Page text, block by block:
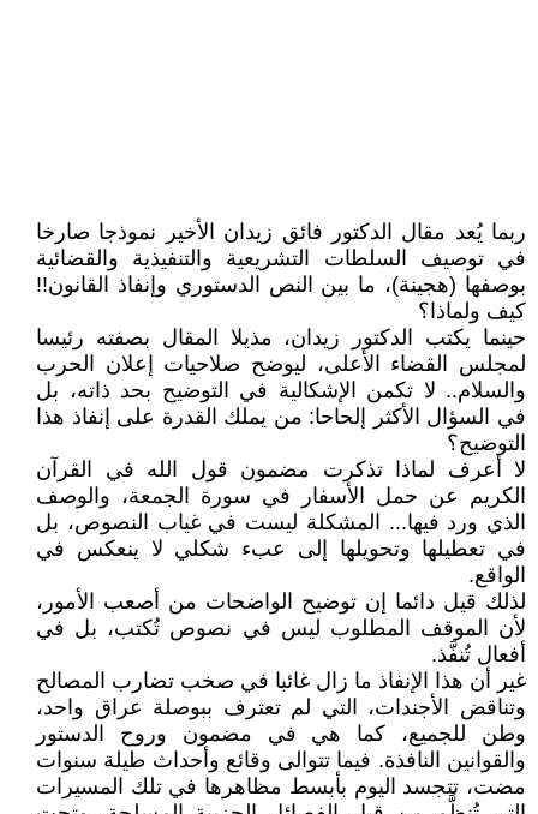
ربما يُعد مقال الدكتور فائق زيدان الأخير نموذجا صارخا
في توصيف السلطات التشريعية والتنفيذية والقضائية
بوصفها (هجينة)، ما بين النص الدستوري وإنفاذ القانون!!
كيف ولماذا؟
حينما يكتب الدكتور زيدان، مذيلا المقال بصفته رئيسا
لمجلس القضاء الأعلى، ليوضح صلاحيات إعلان الحرب
والسلام.. لا تكمن الإشكالية في التوضيح بحد ذاته، بل
في السؤال الأكثر إلحاحا: من يملك القدرة على إنفاذ هذا
التوضيح؟
لا أعرف لماذا تذكرت مضمون قول الله في القرآن
الكريم عن حمل الأسفار في سورة الجمعة، والوصف
الذي ورد فيها... المشكلة ليست في غياب النصوص، بل
في تعطيلها وتحويلها إلى عبء شكلي لا ينعكس في
الواقع.
لذلك قيل دائما إن توضيح الواضحات من أصعب الأمور،
لأن الموقف المطلوب ليس في نصوص تُكتب، بل في
أفعال تُنفَّذ.
غير أن هذا الإنفاذ ما زال غائبا في صخب تضارب المصالح
وتناقض الأجندات، التي لم تعترف ببوصلة عراق واحد،
وطن للجميع، كما هي في مضمون وروح الدستور
والقوانين النافذة. فيما تتوالى وقائع وأحداث طيلة سنوات
مضت، تتجسد اليوم بأبسط مظاهرها في تلك المسيرات